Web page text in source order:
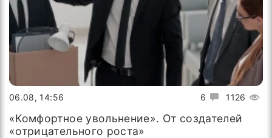
6 1126
06.08, 14:56
«Комфортное увольнение». От создателей
«отрицательного роста»